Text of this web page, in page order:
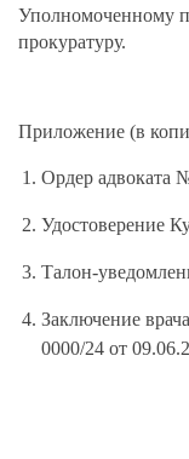
Уполномоченному
прокуратуру.
Приложение (в
Ордер адвоката
Удостоверение
Талон-
Заключение
0000/24 от